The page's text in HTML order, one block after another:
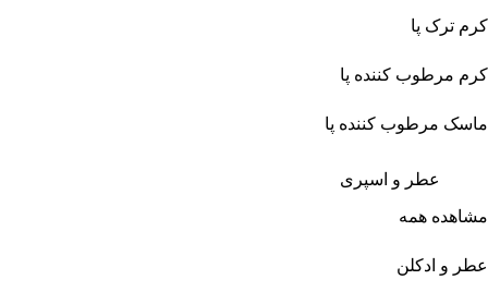
کرم ترک پا
کرم مرطوب کننده پا
ماسک مرطوب کننده پا
عطر و اسپری
مشاهده همه
عطر و ادکلن